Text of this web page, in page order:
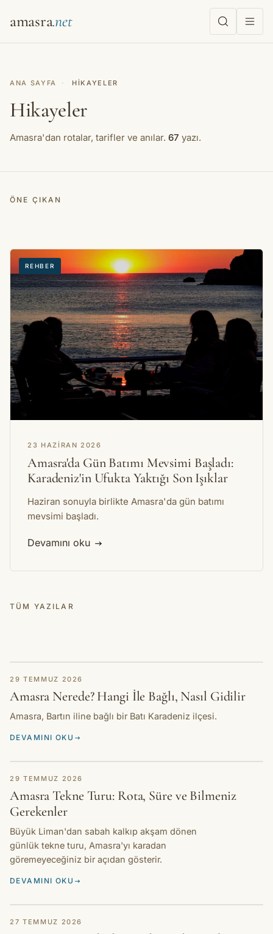
amasra
ANA SAYFA · HIKAYELER
Hikayeler
Amasra'dan rotalar, tarifler ve anılar. 67 yazı.
ÖNE ÇIKAN
REHBER
23 HAZIRAN 2026
Amasra'da Gün Batımı Mevsimi Başladı:
Karadeniz'in Ufukta Yaktığı Son Işıklar
Haziran sonuyla birlikte Amasra'da gün batımı
mevsimi başladı.
Devamını oku
TÜM YAZILAR
REHBER
29 TEMMUZ 2026
Amasra Nerede? Hangi İle Bağlı, Nasıl Gidilir
Amasra, Bartın iline bağlı bir Batı Karadeniz ilçesi.
DEVAMINI OKU
REHBER
29 TEMMUZ 2026
Amasra Tekne Turu: Rota, Süre ve Bilmeniz
Gerekenler
Büyük Liman'dan sabah kalkıp akşam dönen
günlük tekne turu, Amasra'yı karadan
göremeyeceğiniz bir açıdan gösterir.
DEVAMINI OKU
REHBER
27 TEMMUZ 2026